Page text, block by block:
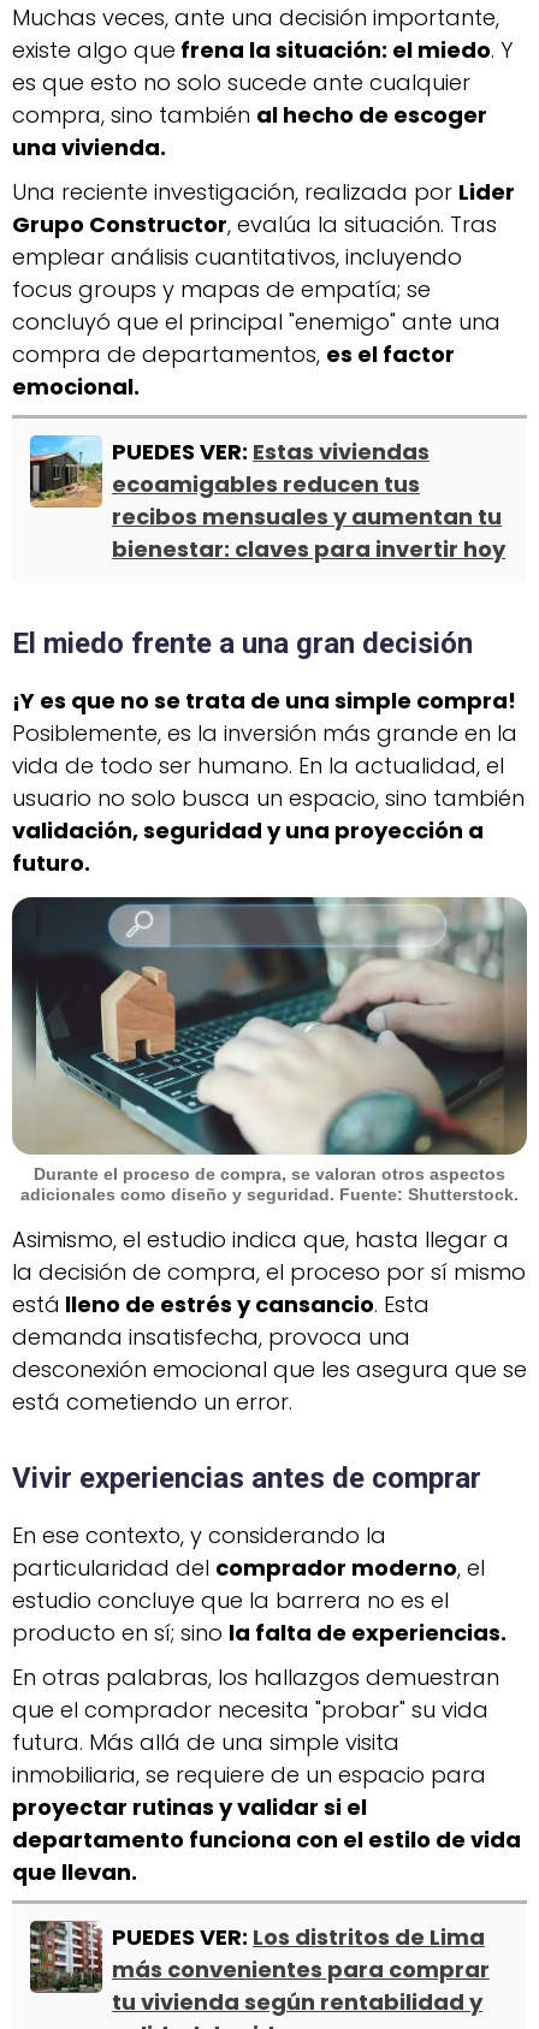
Muchas veces, ante una decisión importante,
existe algo que frena la situación: el miedo. Y
es que esto no solo sucede ante cualquier
compra, sino también al hecho de escoger
una vivienda.
Una reciente investigación, realizada por Lider
Grupo Constructor, evalúa la situación. Tras
emplear análisis cuantitativos, incluyendo
focus groups y mapas de empatía; se
concluyó que el principal "enemigo" ante una
compra de departamentos, es el factor
emocional.
PUEDES VER: Estas viviendas
ecoamigables reducen tus
recibos mensuales y aumentan tu
bienestar: claves para invertir hoy
El miedo frente a una gran decisión
¡Y es que no se trata de una simple compra!
Posiblemente, es la inversión más grande en la
vida de todo ser humano. En la actualidad, el
usuario no solo busca un espacio, sino también
validación, seguridad y una proyección a
futuro.
Durante el proceso de compra, se valoran otros aspectos
adicionales como diseño y seguridad. Fuente: Shutterstock.
Asimismo, el estudio indica que, hasta llegar a
la decisión de compra, el proceso por sí mismo
está lleno de estrés y cansancio. Esta
demanda insatisfecha, provoca una
desconexión emocional que les asegura que se
está cometiendo un error.
Vivir experiencias antes de comprar
En ese contexto, y considerando la
particularidad del comprador moderno, el
estudio concluye que la barrera no es el
producto en sí; sino la falta de experiencias.
En otras palabras, los hallazgos demuestran
que el comprador necesita "probar" su vida
futura. Más allá de una simple visita
inmobiliaria, se requiere de un espacio para
proyectar rutinas y validar si el
departamento funciona con el estilo de vida
que llevan.
PUEDES VER: Los distritos de Lima
más convenientes para comprar
tu vivienda según rentabilidad y